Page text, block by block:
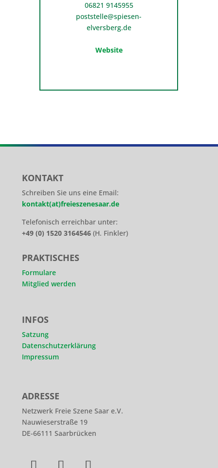
06821 9145955
poststelle@spiesen-
elversberg.de
Website
KONTAKT
Schreiben Sie uns eine Email:
kontakt(at)freieszenesaar.de
Telefonisch erreichbar unter:
+49 (0) 1520 3164546(H. Finkler)
PRAKTISCHES
Formulare
Mitglied werden
INFOS
Satzung
Datenschutzerklärung
Impressum
ADRESSE
Netzwerk Freie Szene Saar e.V.
Nauwieserstraße 19
DE-66111 Saarbrücken